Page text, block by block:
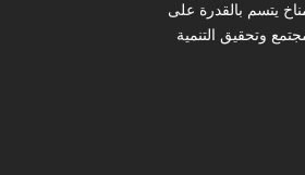
يتسم بالقدرة على
وتحقيق التنمية